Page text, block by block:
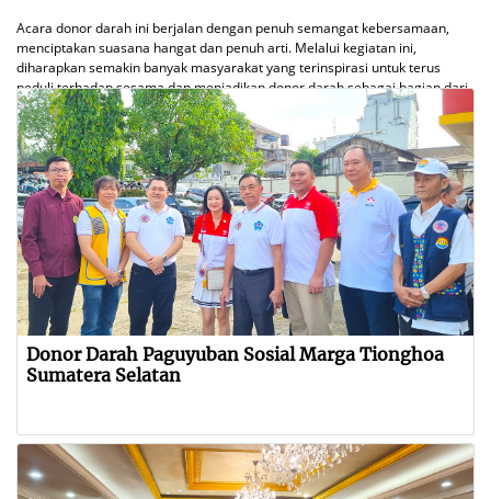
Acara donor darah ini berjalan dengan penuh semangat kebersamaan,
menciptakan suasana hangat dan penuh arti. Melalui kegiatan ini,
diharapkan semakin banyak masyarakat yang terinspirasi untuk terus
peduli terhadap sesama dan menjadikan donor darah sebagai bagian dari
gaya hidup sehat serta aksi nyata berbagi kehidupan.
Donor Darah Paguyuban Sosial Marga Tionghoa
Sumatera Selatan